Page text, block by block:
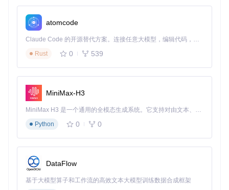
色彩空间定义：sRGB、DCI-P3等色彩标准的色域边界数据
伽马曲线参数
色温调整矩阵：红、绿、蓝三通道的增益系数
动态范围设置：不同亮度下的对比度补偿值
这些参数共同构成了屏幕的"色彩身份证"，确保在不同场景下
进阶解决方案：三步色彩修复实战指南
🔧 诊断阶段：定位配置文件问题
完全退出G-Helper（右键任务栏图标选择"Quit"）
打开文件资源管理器，导航至
若文件夹为空或文件修改日期异常，则确认配置文件丢失
或损坏
atomcode
Claude Code 的开源替代方案。连接任意大模型，编辑代码，运行命令，自动验证 — 全自动执行。用 Rust 构建，极致性能。 ｜ An open-source alternative to Claude Code. Connect any LLM, edit code, run commands, and verify changes — autonomously. Built in Rust for speed. Get Started
Rust
0 539
MiniMax-H3
MiniMax H3 是一个通用的全模态生成系统。它支持对由文本、图像、视频和音频组成的多模态上下文进行统一理解，并能生成分辨率高达 2K、时长可达 15 秒的带原生立体声音频的视频。得益于面向任务泛化的系统设计，H3 在预训练阶段就已具备广泛的多模态上下文理解与生成能力，能够出色地执行复杂的多模态指令。
Python
0 0
DataFlow
基于大模型算子和工作流的高效文本大模型训练数据合成框架